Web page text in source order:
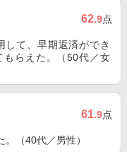
62.9点
して、早期返済ができ
もらえた。（50代／女
61.9点
（40代／男性）